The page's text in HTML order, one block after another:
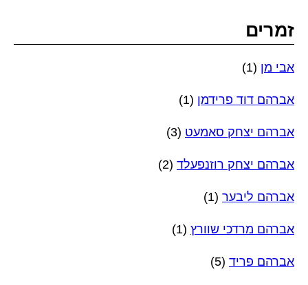
זמרים
אבי מן (1)
אברהם דוד פרידמן (1)
אברהם יצחק סאמעט (3)
אברהם יצחק רוזנפעלד (2)
אברהם ליבער (1)
אברהם מרדכי שוורץ (1)
אברהם פריד (5)